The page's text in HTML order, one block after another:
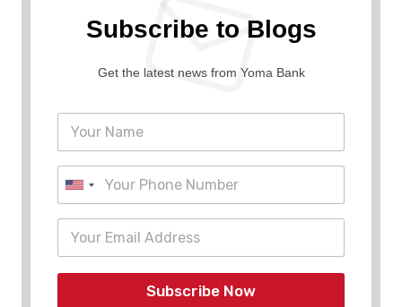
Subscribe to Blogs
Get the latest news from Yoma Bank
Subscribe Now